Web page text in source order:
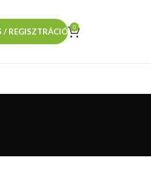
/ REGISZTRÁCIÓ 0